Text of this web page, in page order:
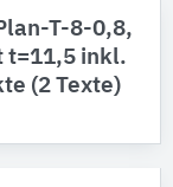
T-8-0,8,
t=11,5 inkl.
(2 Texte)